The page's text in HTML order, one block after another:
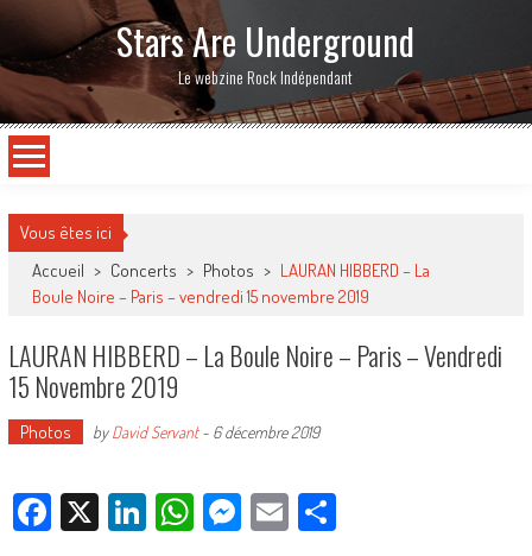
Stars Are Underground
Le webzine Rock Indépendant
Vous êtes ici
Accueil > Concerts > Photos > LAURAN HIBBERD – La
Boule Noire – Paris – vendredi 15 novembre 2019
LAURAN HIBBERD – La Boule Noire – Paris – Vendredi
15 Novembre 2019
Photos byDavid Servant- 6 décembre 2019
Facebook
X LinkedIn
WhatsApp
Messenger
EmailPartager